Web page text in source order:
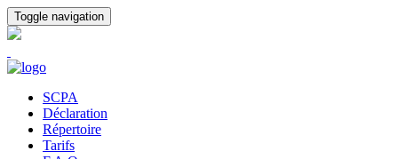
Toggle navigation
SCPA
Déclaration
Répertoire
Tarifs
Panneau de gestion des cookies